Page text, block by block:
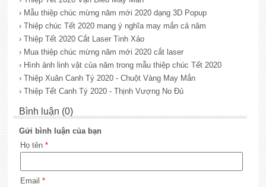
› Mẫu thiệp chúc mừng năm mới 2020 dạng 3D Popup
› Thiệp chúc Tết 2020 mang ý nghĩa may mắn cả năm
› Thiệp Tết 2020 Cắt Laser Tinh Xảo
› Mua thiệp chúc mừng năm mới 2020 cắt laser
› Hình ảnh linh vật của năm trong mẫu thiệp chúc Tết 2020
› Thiệp Xuân Canh Tý 2020 - Chuột Vàng May Mắn
› Thiệp Tết Canh Tý 2020 - Thịnh Vượng No Đủ
Bình luận (0)
Gửi bình luận của bạn
Họ tên *
Email *